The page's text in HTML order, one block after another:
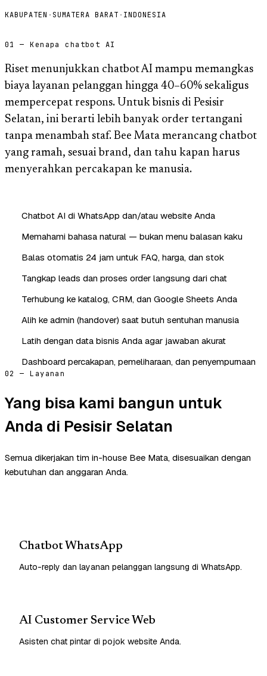
KABUPATEN · SUMATERA BARAT · INDONESIA
01 — Kenapa chatbot AI
Riset menunjukkan chatbot AI mampu memangkas
biaya layanan pelanggan hingga 40–60% sekaligus
mempercepat respons. Untuk bisnis di Pesisir
Selatan, ini berarti lebih banyak order tertangani
tanpa menambah staf. Bee Mata merancang chatbot
yang ramah, sesuai brand, dan tahu kapan harus
menyerahkan percakapan ke manusia.
Chatbot AI di WhatsApp dan/atau website Anda
Memahami bahasa natural — bukan menu balasan kaku
Balas otomatis 24 jam untuk FAQ, harga, dan stok
Tangkap leads dan proses order langsung dari chat
Terhubung ke katalog, CRM, dan Google Sheets Anda
Alih ke admin (handover) saat butuh sentuhan manusia
Latih dengan data bisnis Anda agar jawaban akurat
Dashboard percakapan, pemeliharaan, dan penyempurnaan
02 — Layanan
Yang bisa kami bangun untuk
Anda di Pesisir Selatan
Semua dikerjakan tim in-house Bee Mata, disesuaikan dengan
kebutuhan dan anggaran Anda.
Chatbot WhatsApp
Auto-reply dan layanan pelanggan langsung di WhatsApp.
AI Customer Service Web
Asisten chat pintar di pojok website Anda.